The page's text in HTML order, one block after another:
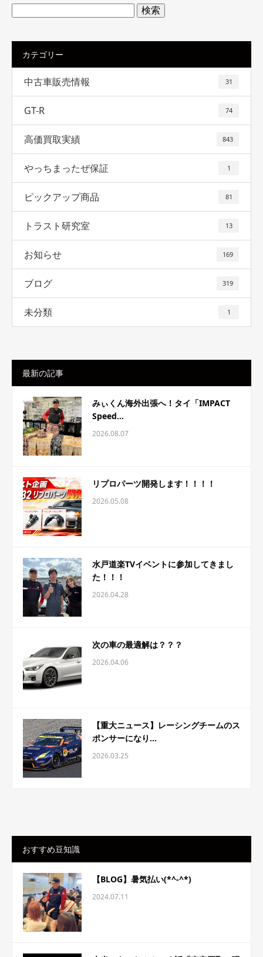
検
索:
カテゴリー
中古車販売情報 31
GT-R 74
高価買取実績 843
やっちまったぜ保証 1
ピックアップ商品 81
トラスト研究室 13
お知らせ 169
ブログ 319
未分類 1
最新の記事
みぃくん海外出張へ！タイ「IMPACT
Speed...
2026.08.07
リプロパーツ開発します！！！！
2026.05.08
水戸道楽TVイベントに参加してきまし
た！！！
2026.04.28
次の車の最適解は？？？
2026.04.06
【重大ニュース】レーシングチームのス
ポンサーになり...
2026.03.25
おすすめ豆知識
【BLOG】暑気払い(*^-^*)
2024.07.11